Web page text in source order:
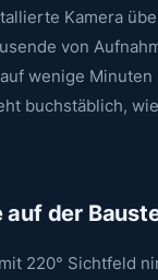
Kamera
von
wenige Minuten
buchstäblich,
der
220° Sichtfeld